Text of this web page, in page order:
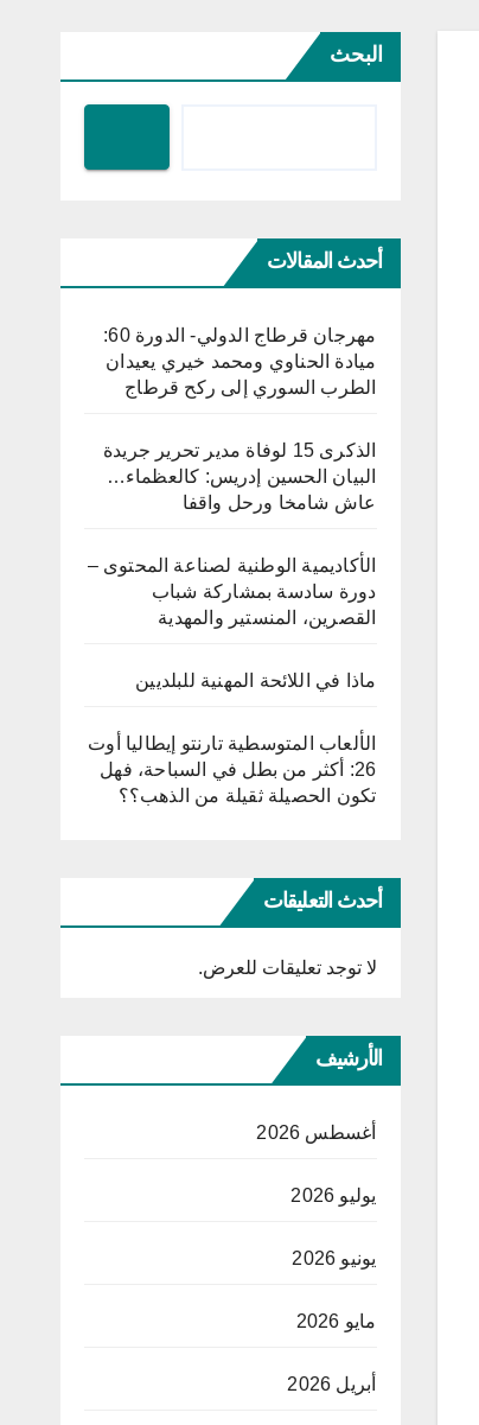
البحث
أحدث المقالات
مهرجان قرطاج الدولي- الدورة 60:
ميادة الحناوي ومحمد خيري يعيدان
الطرب السوري إلى ركح قرطاج
الذكرى 15 لوفاة مدير تحرير جريدة
البيان الحسين إدريس: كالعظماء…
عاش شامخا ورحل واقفا
الأكاديمية الوطنية لصناعة المحتوى –
دورة سادسة بمشاركة شباب
القصرين، المنستير والمهدية
ماذا في اللائحة المهنية للبلديين
الألعاب المتوسطية تارنتو إيطاليا أوت
26: أكثر من بطل في السباحة، فهل
تكون الحصيلة ثقيلة من الذهب؟؟
أحدث التعليقات
لا توجد تعليقات للعرض.
الأرشيف
أغسطس 2026
يوليو 2026
يونيو 2026
مايو 2026
أبريل 2026